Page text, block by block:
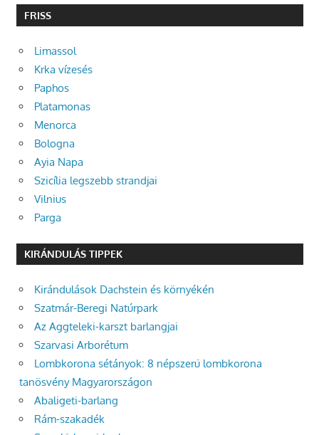
FRISS
Limassol
Krka vízesés
Paphos
Platamonas
Menorca
Bologna
Ayia Napa
Szicília legszebb strandjai
Vilnius
Parga
KIRÁNDULÁS TIPPEK
Kirándulások Dachstein és környékén
Szatmár-Beregi Natúrpark
Az Aggteleki-karszt barlangjai
Szarvasi Arborétum
Lombkorona sétányok: 8 népszerű lombkorona
tanösvény Magyarországon
Abaligeti-barlang
Rám-szakadék